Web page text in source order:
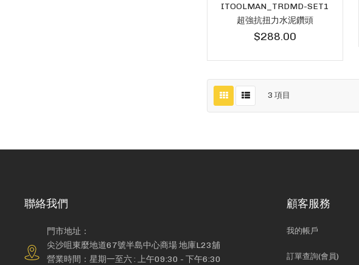
ITOOLMAN_TRDMD-SET1
超強抗扭力水泥鑽頭
$288.00
3 項目
聯絡我們
門市地址：
尖沙咀東麼地道67號半島中心商場 地庫L23舖
營業時間：星期一至六 : 上午09:30 - 下午6:30
顧客服務
我的帳戶
訂單查詢(會員)